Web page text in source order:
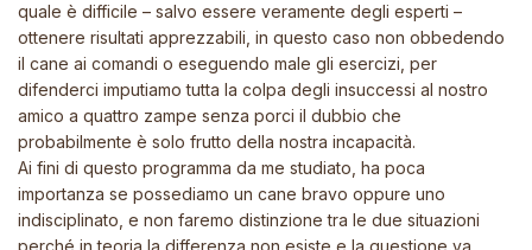
quale è difficile – salvo essere veramente degli esperti –
ottenere risultati apprezzabili, in questo caso non obbedendo
il cane ai comandi o eseguendo male gli esercizi, per
difenderci imputiamo tutta la colpa degli insuccessi al nostro
amico a quattro zampe senza porci il dubbio che
probabilmente è solo frutto della nostra incapacità.
Ai fini di questo programma da me studiato, ha poca
importanza se possediamo un cane bravo oppure uno
indisciplinato, e non faremo distinzione tra le due situazioni
perché in teoria la differenza non esiste e la questione va